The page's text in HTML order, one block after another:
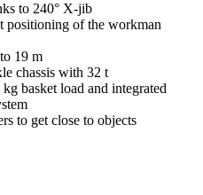
to 240° X-jib
positioning of the workman
19 m
chassis with 32 t
basket load and integrated
to get close to objects